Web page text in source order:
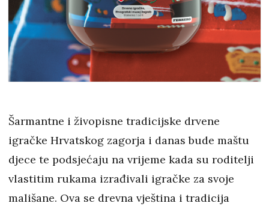
Šarmantne i živopisne tradicijske drvene
igračke Hrvatskog zagorja i danas bude maštu
djece te podsjećaju na vrijeme kada su roditelji
vlastitim rukama izrađivali igračke za svoje
mališane. Ova se drevna vještina i tradicija